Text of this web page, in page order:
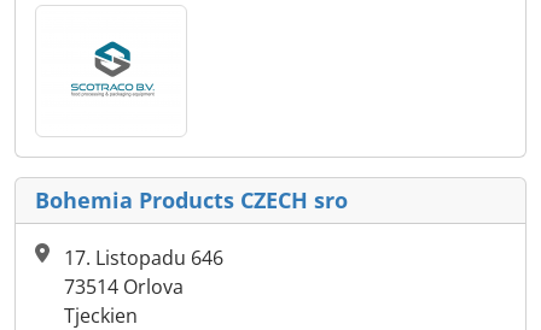
Bohemia Products CZECH sro
17. Listopadu 646
73514 Orlova
Tjeckien